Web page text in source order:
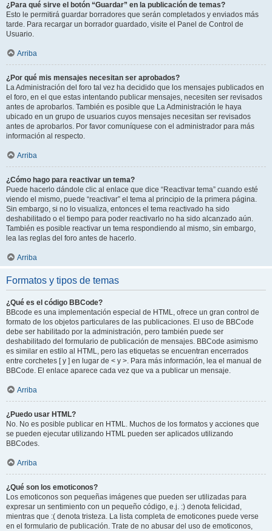
¿Para qué sirve el botón “Guardar” en la publicación de temas?
Esto le permitirá guardar borradores que serán completados y enviados más
tarde. Para recargar un borrador guardado, visite el Panel de Control de
Usuario.
Arriba
¿Por qué mis mensajes necesitan ser aprobados?
La Administración del foro tal vez ha decidido que los mensajes publicados en
el foro, en el que estas intentando publicar mensajes, necesiten ser revisados
antes de aprobarlos. También es posible que La Administración le haya
ubicado en un grupo de usuarios cuyos mensajes necesitan ser revisados
antes de aprobarlos. Por favor comuníquese con el administrador para más
información al respecto.
Arriba
¿Cómo hago para reactivar un tema?
Puede hacerlo dándole clic al enlace que dice “Reactivar tema” cuando esté
viendo el mismo, puede “reactivar” el tema al principio de la primera página.
Sin embargo, si no lo visualiza, entonces el tema reactivado ha sido
deshabilitado o el tiempo para poder reactivarlo no ha sido alcanzado aún.
También es posible reactivar un tema respondiendo al mismo, sin embargo,
lea las reglas del foro antes de hacerlo.
Arriba
Formatos y tipos de temas
¿Qué es el código BBCode?
BBcode es una implementación especial de HTML, ofrece un gran control de
formato de los objetos particulares de las publicaciones. El uso de BBCode
debe ser habilitado por la administración, pero también puede ser
deshabilitado del formulario de publicación de mensajes. BBCode asimismo
es similar en estilo al HTML, pero las etiquetas se encuentran encerrados
entre corchetes [ y ] en lugar de < y >. Para más información, lea el manual de
BBCode. El enlace aparece cada vez que va a publicar un mensaje.
Arriba
¿Puedo usar HTML?
No. No es posible publicar en HTML. Muchos de los formatos y acciones que
se pueden ejecutar utilizando HTML pueden ser aplicados utilizando
BBCodes.
Arriba
¿Qué son los emoticonos?
Los emoticonos son pequeñas imágenes que pueden ser utilizadas para
expresar un sentimiento con un pequeño código, e.j. :) denota felicidad,
mientras que :( denota tristeza. La lista completa de emoticones puede verse
en el formulario de publicación. Trate de no abusar del uso de emoticonos,